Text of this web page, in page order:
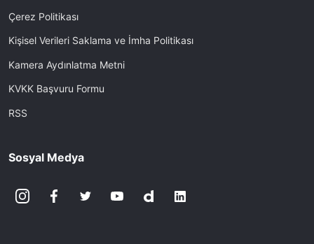
Çerez Politikası
Kişisel Verileri Saklama ve İmha Politikası
Kamera Aydınlatma Metni
KVKK Başvuru Formu
RSS
Sosyal Medya